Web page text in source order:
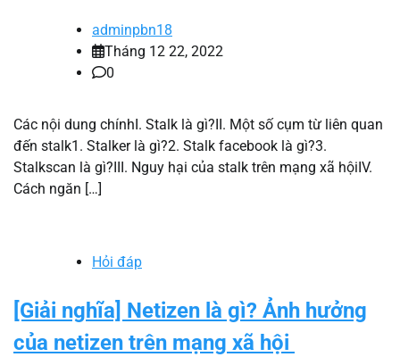
adminpbn18
Tháng 12 22, 2022
0
Các nội dung chínhI. Stalk là gì?II. Một số cụm từ liên quan
đến stalk1. Stalker là gì?2. Stalk facebook là gì?3.
Stalkscan là gì?III. Nguy hại của stalk trên mạng xã hộiIV.
Cách ngăn […]
Hỏi đáp
[Giải nghĩa] Netizen là gì? Ảnh hưởng
của netizen trên mạng xã hội